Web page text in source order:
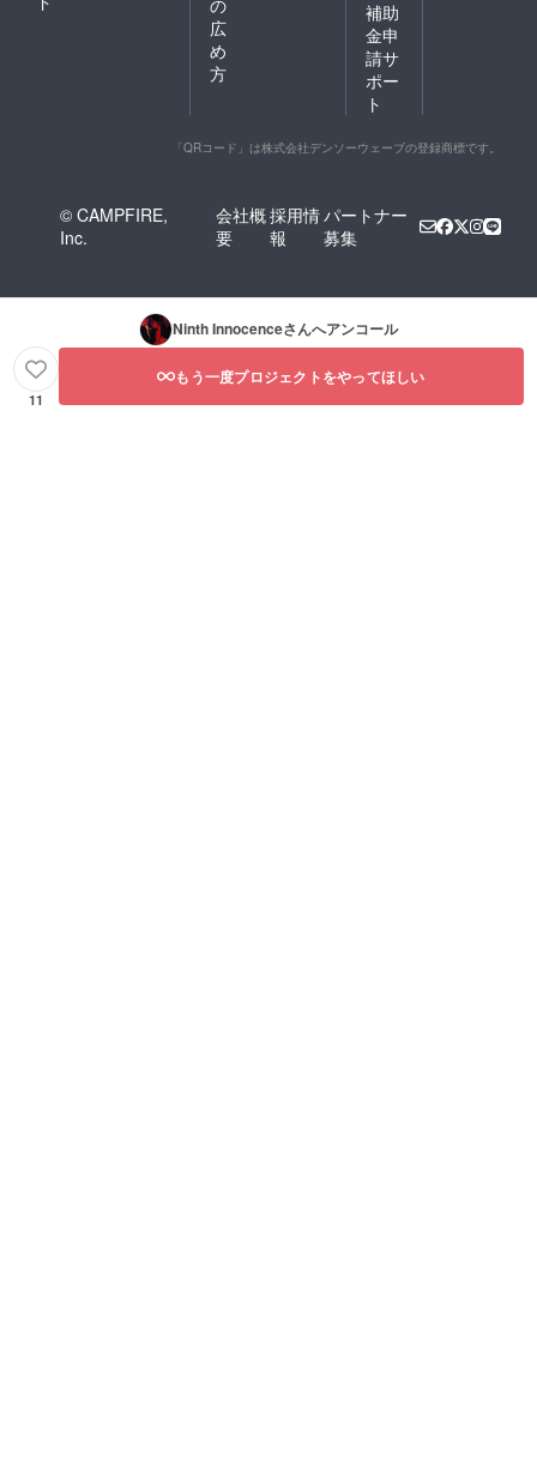
広
め
方
補助
金申
請サ
ポー
ト
「QRコード」は株式会社デンソーウェーブの登録商標です。
© CAMPFIRE,
Inc.
会社概
要
採用情
報
パートナー
募集
Ninth Innocenceさんへアンコール
11
もう一度プロジェクトをやってほしい